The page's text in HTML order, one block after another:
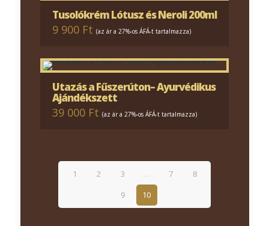
Tusolókrém Lótusz és Neroli 200ml
9 900 Ft (az ár a 27%-os ÁFÁ-t tartalmazza)
Utazás a Fűszerúton– Ayurvédikus
Ajándékszett
39 000 Ft (az ár a 27%-os ÁFÁ-t tartalmazza)
1 2 3 … 7
8
9
10